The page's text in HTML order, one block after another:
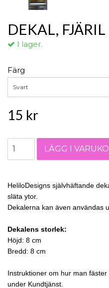
DEKAL, FJÄRIL
I lager.
Färg
Svart
15 kr
HeliloDesigns självhäftande
släta ytor.
Dekalerna kan även användas
Dekalens storlek:
Höjd: 8 cm
Bredd: 8 cm
Instruktioner om hur man
under Kundtjänst.